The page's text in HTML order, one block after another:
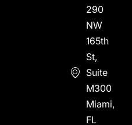
290
NW
165th
St,
Suite
M300
Miami,
FL